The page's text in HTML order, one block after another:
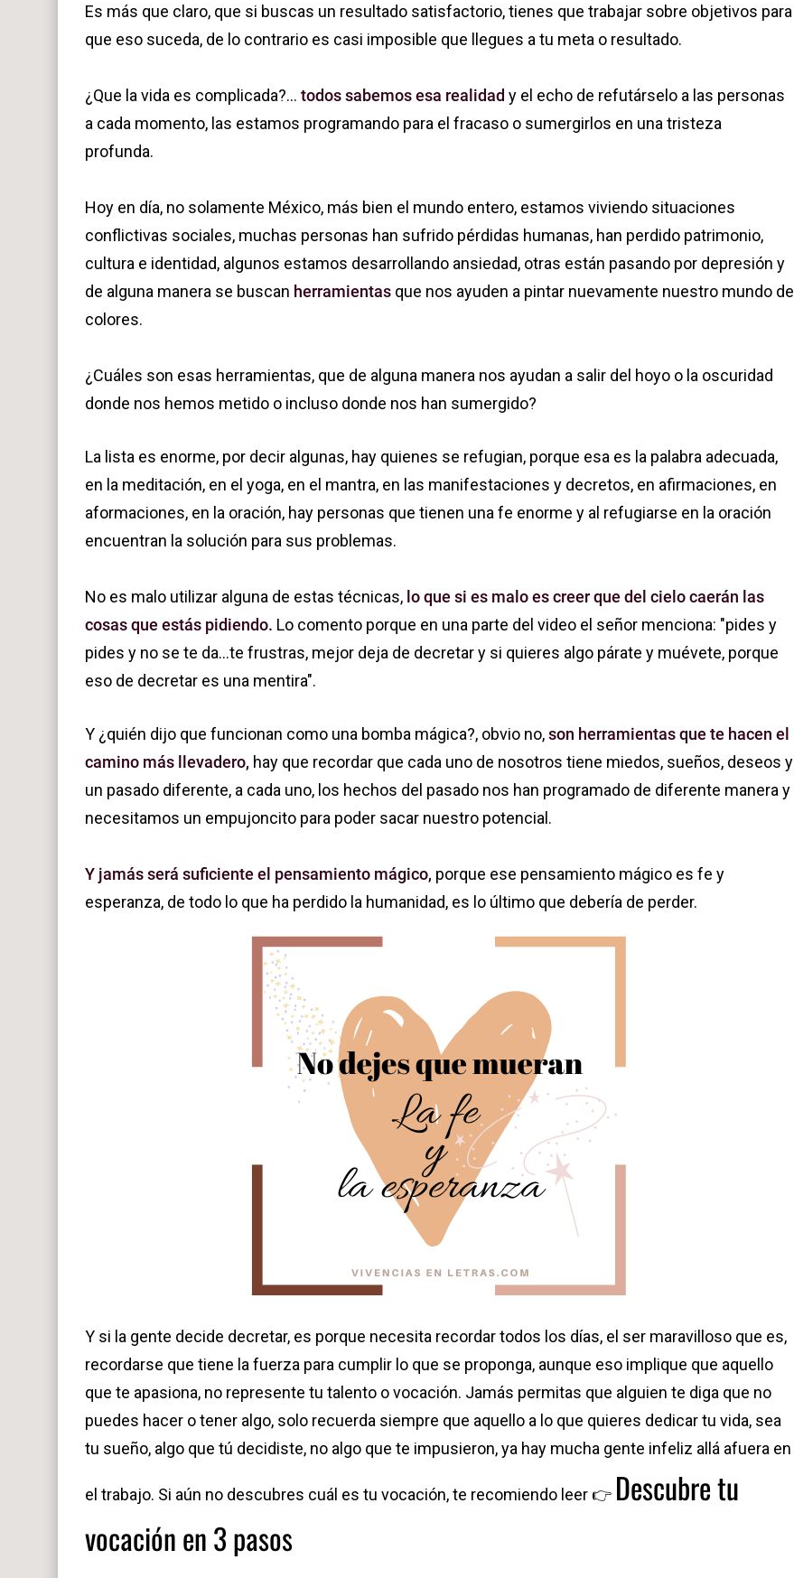
Es más que claro, que si buscas un resultado satisfactorio, tienes que trabajar sobre objetivos para
que eso suceda, de lo contrario es casi imposible que llegues a tu meta o resultado.
¿Que la vida es complicada?... todos sabemos esa realidad y el echo de refutárselo a las personas
a cada momento, las estamos programando para el fracaso o sumergirlos en una tristeza
profunda.
Hoy en día, no solamente México, más bien el mundo entero, estamos viviendo situaciones
conflictivas sociales, muchas personas han sufrido pérdidas humanas, han perdido patrimonio,
cultura e identidad, algunos estamos desarrollando ansiedad, otras están pasando por depresión y
de alguna manera se buscan herramientas que nos ayuden a pintar nuevamente nuestro mundo de
colores.
¿Cuáles son esas herramientas, que de alguna manera nos ayudan a salir del hoyo o la oscuridad
donde nos hemos metido o incluso donde nos han sumergido?
La lista es enorme, por decir algunas, hay quienes se refugian, porque esa es la palabra adecuada,
en la meditación, en el yoga, en el mantra, en las manifestaciones y decretos, en afirmaciones, en
aformaciones, en la oración, hay personas que tienen una fe enorme y al refugiarse en la oración
encuentran la solución para sus problemas.
No es malo utilizar alguna de estas técnicas, lo que si es malo es creer que del cielo caerán las
cosas que estás pidiendo. Lo comento porque en una parte del video el señor menciona: "pides y
pides y no se te da...te frustras, mejor deja de decretar y si quieres algo párate y muévete, porque
eso de decretar es una mentira".
Y ¿quién dijo que funcionan como una bomba mágica?, obvio no,son herramientas que te hacen el
camino más llevadero, hay que recordar que cada uno de nosotros tiene miedos, sueños, deseos y
un pasado diferente, a cada uno, los hechos del pasado nos han programado de diferente manera y
necesitamos un empujoncito para poder sacar nuestro potencial.
Y jamás será suficiente el pensamiento mágico, porque ese pensamiento mágico es fe y
esperanza, de todo lo que ha perdido la humanidad, es lo último que debería de perder.
Y si la gente decide decretar, es porque necesita recordar todos los días, el ser maravilloso que es,
recordarse que tiene la fuerza para cumplir lo que se proponga, aunque eso implique que aquello
que te apasiona, no represente tu talento o vocación. Jamás permitas que alguien te diga que no
puedes hacer o tener algo, solo recuerda siempre que aquello a lo que quieres dedicar tu vida, sea
tu sueño, algo que tú decidiste, no algo que te impusieron, ya hay mucha gente infeliz allá afuera en
el trabajo. Si aún no descubres cuál es tu vocación, te recomiendo leer 👉 Descubre tu
vocación en 3 pasos